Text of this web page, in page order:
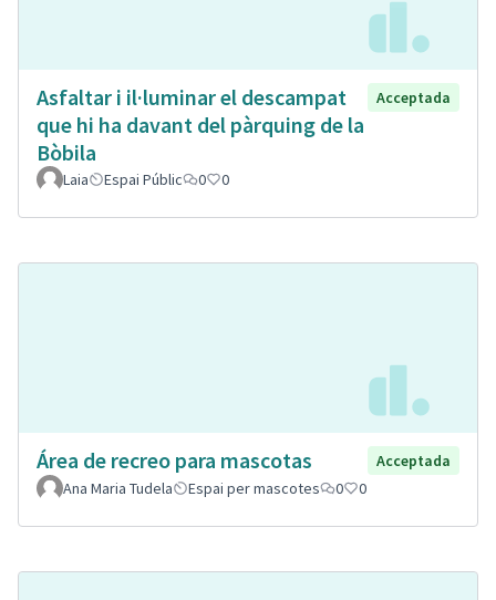
Asfaltar i il·luminar el descampat
que hi ha davant del pàrquing de la
Bòbila
Acceptada
Laia Espai Públic 0 0
Área de recreo para mascotas
Acceptada
Ana Maria Tudela
Espai per mascotes 0 0